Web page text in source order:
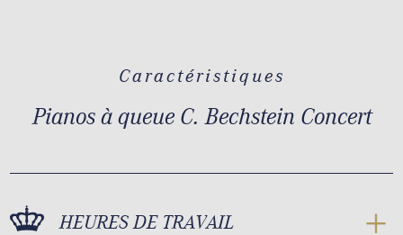
Caractéristiques
Pianos à queue C. Bechstein Concert
HEURES DE TRAVAIL